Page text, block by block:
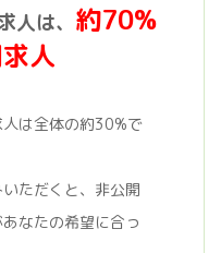
人は、 約70%
人
は全体の約30%で
ただくと、非公開
なたの希望に合っ